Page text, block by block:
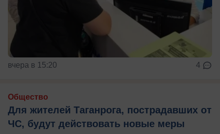
вчера в 15:20 4
Общество
Для жителей Таганрога, пострадавших от
ЧС, будут действовать новые меры